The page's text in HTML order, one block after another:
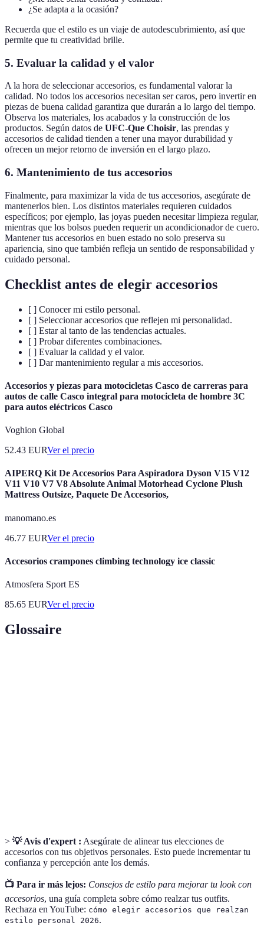
¿Se adapta a la ocasión?
Recuerda que el estilo es un viaje de autodescubrimiento, así que
permite que tu creatividad brille.
5. Evaluar la calidad y el valor
A la hora de seleccionar accesorios, es fundamental valorar la
calidad. No todos los accesorios necesitan ser caros, pero invertir en
piezas de buena calidad garantiza que durarán a lo largo del tiempo.
Observa los materiales, los acabados y la construcción de los
productos. Según datos de UFC-Que Choisir, las prendas y
accesorios de calidad tienden a tener una mayor durabilidad y
ofrecen un mejor retorno de inversión en el largo plazo.
6. Mantenimiento de tus accesorios
Finalmente, para maximizar la vida de tus accesorios, asegúrate de
mantenerlos bien. Los distintos materiales requieren cuidados
específicos; por ejemplo, las joyas pueden necesitar limpieza regular,
mientras que los bolsos pueden requerir un acondicionador de cuero.
Mantener tus accesorios en buen estado no solo preserva su
apariencia, sino que también refleja un sentido de responsabilidad y
cuidado personal.
Checklist antes de elegir accesorios
[ ] Conocer mi estilo personal.
[ ] Seleccionar accesorios que reflejen mi personalidad.
[ ] Estar al tanto de las tendencias actuales.
[ ] Probar diferentes combinaciones.
[ ] Evaluar la calidad y el valor.
[ ] Dar mantenimiento regular a mis accesorios.
Accesorios y piezas para motocicletas Casco de carreras para
autos de calle Casco integral para motocicleta de hombre 3C
para autos eléctricos Casco
Voghion Global
52.43 EURVer el precio
AIPERQ Kit De Accesorios Para Aspiradora Dyson V15 V12
V11 V10 V7 V8 Absolute Animal Motorhead Cyclone Plush
Mattress Outsize, Paquete De Accesorios,
manomano.es
46.77 EURVer el precio
Accesorios crampones climbing technology ice classic
Atmosfera Sport ES
85.65 EURVer el precio
Glossaire
> 💡 Avis d'expert : Asegúrate de alinear tus elecciones de
accesorios con tus objetivos personales. Esto puede incrementar tu
confianza y percepción ante los demás.
📺 Para ir más lejos: Consejos de estilo para mejorar tu look con
accesorios, una guía completa sobre cómo realzar tus outfits.
Rechaza en YouTube: cómo elegir accesorios que realzan
estilo personal 2026.